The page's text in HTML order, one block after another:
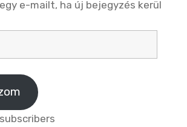
e-mailt, ha új bejegyzés kerül